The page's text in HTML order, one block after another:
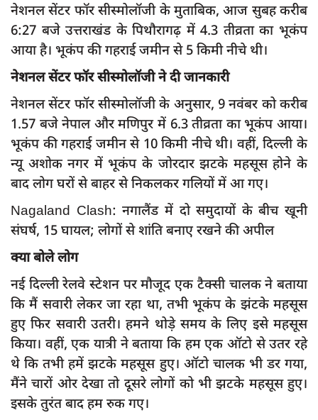
नेशनल सेंटर फॉर सीस्मोलॉजी के मुताबिक, आज सुबह करीब
6:27 बजे उत्तराखंड के पिथौरागढ़ में 4.3 तीव्रता का भूकंप
आया है। भूकंप की गहराई जमीन से 5 किमी नीचे थी।
नेशनल सेंटर फॉर सीस्मोलॉजी ने दी जानकारी
नेशनल सेंटर फॉर सीस्मोलॉजी के अनुसार, 9 नवंबर को करीब
1.57 बजे नेपाल और मणिपुर में 6.3 तीव्रता का भूकंप आया।
भूकंप की गहराई जमीन से 10 किमी नीचे थी। वहीं, दिल्ली के
न्यू अशोक नगर में भूकंप के जोरदार झटके महसूस होने के
बाद लोग घरों से बाहर से निकलकर गलियों में आ गए।
Nagaland Clash: नगालैंड में दो समुदायों के बीच खूनी
संघर्ष, 15 घायल; लोगों से शांति बनाए रखने की अपील
क्या बोले लोग
नई दिल्ली रेलवे स्टेशन पर मौजूद एक टैक्सी चालक ने बताया
कि मैं सवारी लेकर जा रहा था, तभी भूकंप के झंटके महसूस
हुए फिर सवारी उतरी। हमने थोड़े समय के लिए इसे महसूस
किया। वहीं, एक यात्री ने बताया कि हम एक ऑटो से उतर रहे
थे कि तभी हमें झटके महसूस हुए। ऑटो चालक भी डर गया,
मैंने चारों ओर देखा तो दूसरे लोगों को भी झटके महसूस हुए।
इसके तुरंत बाद हम रुक गए।